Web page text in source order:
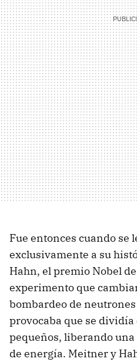
Fue entonces cuando se
exclusivamente a su
Hahn, el premio Nobel
experimento que
bombardeo de
provocaba que se dividía
pequeños, liberando
de energía. Meitner y